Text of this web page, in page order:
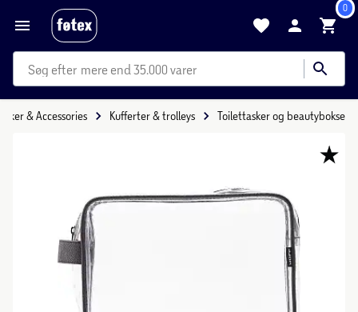
0
mere end 35.000 varer
& Accessories Kufferter & trolleys Toilettasker og beautybokse